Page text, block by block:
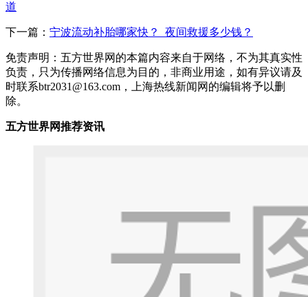
道
下一篇： 宁波流动补胎哪家快？_夜间救援多少钱？
免责声明：五方世界网的本篇内容来自于网络，不为其真实性
负责，只为传播网络信息为目的，非商业用途，如有异议请及
时联系btr2031@163.com，上海热线新闻网的编辑将予以删
除。
五方世界网推荐资讯